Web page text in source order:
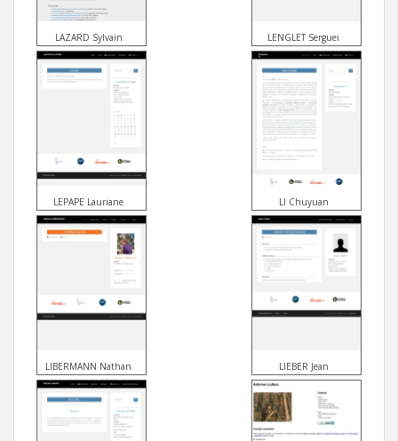
LAZARD Sylvain LENGLET Serguei
LEPAPE Lauriane LI Chuyuan
LIBERMANN Nathan LIEBER Jean